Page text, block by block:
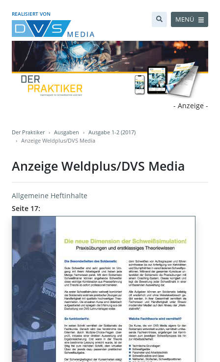
REALISIERT VON
MENÜ
- Anzeige -
Der Praktiker Ausgaben
Ausgabe 1-2 (2017)
Anzeige Weldplus/DVS Media
Anzeige Weldplus/DVS Media
Allgemeine Heftinhalte
Seite 17: